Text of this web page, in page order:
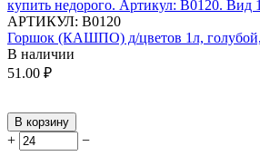
АРТИКУЛ: В0120
Горшок (КАШПО) д/цветов 1л,
В наличии
51.00 ₽
В корзину
+ −